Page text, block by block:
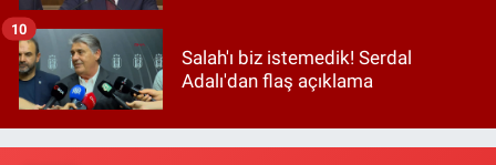
Salah'ı biz istemedik! Serdal
Adalı'dan flaş açıklama
10